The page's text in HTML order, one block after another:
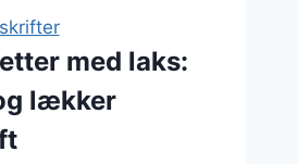
på
med laks:
lækker